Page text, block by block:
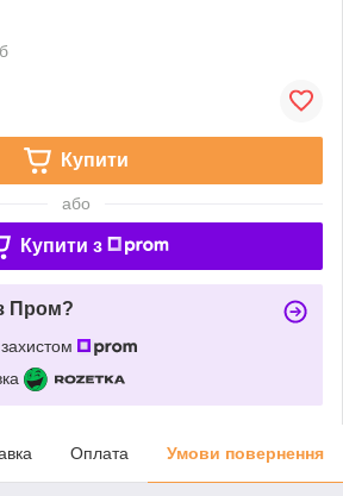
Купити
або
Купити з
Пром?
Оплата Умови повернення